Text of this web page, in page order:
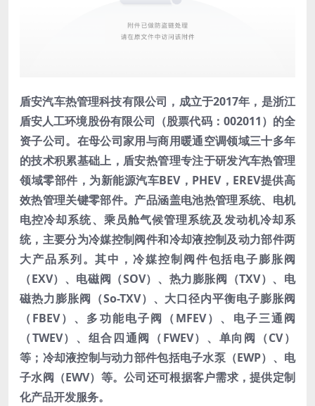
盾安汽车热管理科技有限公司，成立于2017年，是浙江
盾安人工环境股份有限公司（股票代码：002011）的全
资子公司。在母公司家用与商用暖通空调领域三十多年
的技术积累基础上，盾安热管理专注于研发汽车热管理
领域零部件，为新能源汽车BEV，PHEV，EREV提供高
效热管理关键零部件。产品涵盖电池热管理系统、电机
电控冷却系统、乘员舱气候管理系统及发动机冷却系
统，主要分为冷媒控制阀件和冷却液控制及动力部件两
大产品系列。其中，冷媒控制阀件包括电子膨胀阀
（EXV）、电磁阀（SOV）、热力膨胀阀（TXV）、电
磁热力膨胀阀（So-TXV）、大口径内平衡电子膨胀阀
（FBEV）、多功能电子阀（MFEV）、电子三通阀
（TWEV）、组合四通阀（FWEV）、单向阀（CV）
等；冷却液控制与动力部件包括电子水泵（EWP）、电
子水阀（EWV）等。公司还可根据客户需求，提供定制
化产品开发服务。